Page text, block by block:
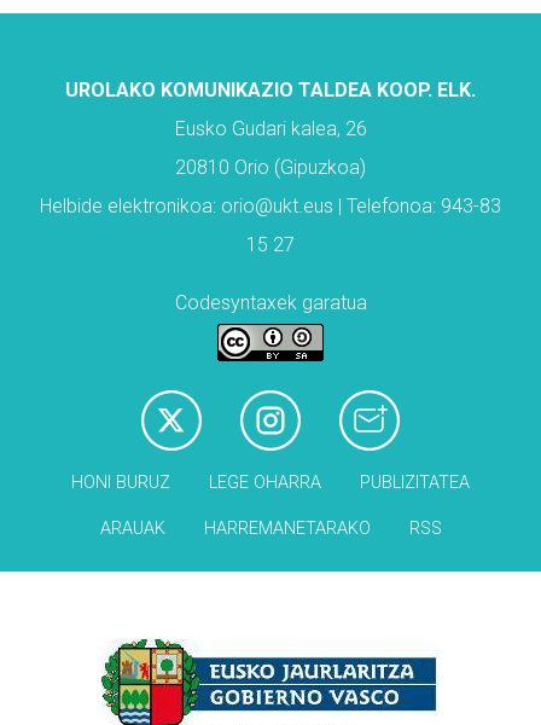
UROLAKO KOMUNIKAZIO TALDEA KOOP. ELK.
Eusko Gudari kalea, 26
20810 Orio (Gipuzkoa)
Helbide elektronikoa: orio@ukt.eus | Telefonoa: 943-83
15 27
Codesyntaxek garatua
HONI BURUZ LEGE OHARRA PUBLIZITATEA
ARAUAK HARREMANETARAKO RSS